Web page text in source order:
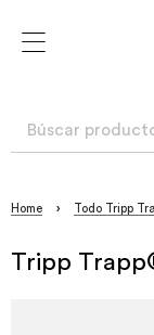
Home › Todo Tripp
Tripp